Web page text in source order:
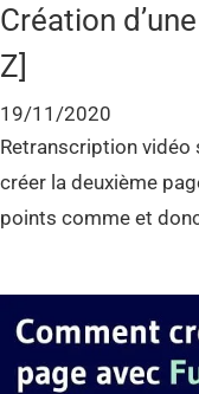
Création
Z]
19/11/2020
Retranscription vidéo
créer la deuxième
points comme et